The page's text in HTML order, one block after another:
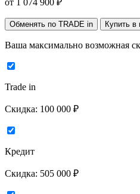
от 1 074 900 ₽
Обменять по TRADE in Купить в
Ваша максимально возможная
Trade in
Скидка: 100 000 ₽
Кредит
Скидка: 505 000 ₽